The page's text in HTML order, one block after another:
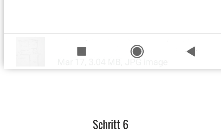
Schritt 6